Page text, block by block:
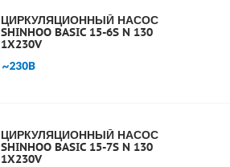
ЦИРКУЛЯЦИОННЫЙ НАСОС
SHINHOO BASIC 15-6S N 130
1X230V
ЦИРКУЛЯЦИОННЫЙ НАСОС
SHINHOO BASIC 15-7S N 130
1X230V